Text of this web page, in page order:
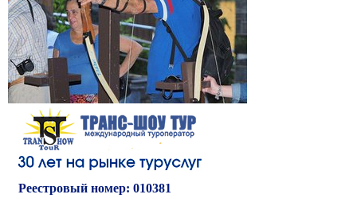
Реестровый номер: 010381